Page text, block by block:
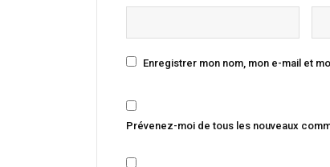
Enregistrer mon nom, mon e-mail et
Prévenez-moi de tous les nouveaux